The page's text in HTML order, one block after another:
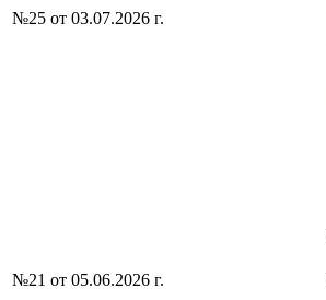
№25 от 03.07.2026 г.
№21 от 05.06.2026 г.